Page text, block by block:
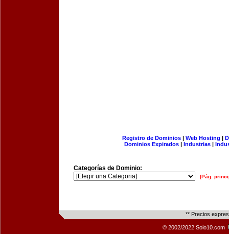
Registro de Dominios| Web Hosting |
Dominios Expirados | Industrias |
Categorías de Dominio:
[Pág.
** Precios
© 2002/2022 Solo10.com